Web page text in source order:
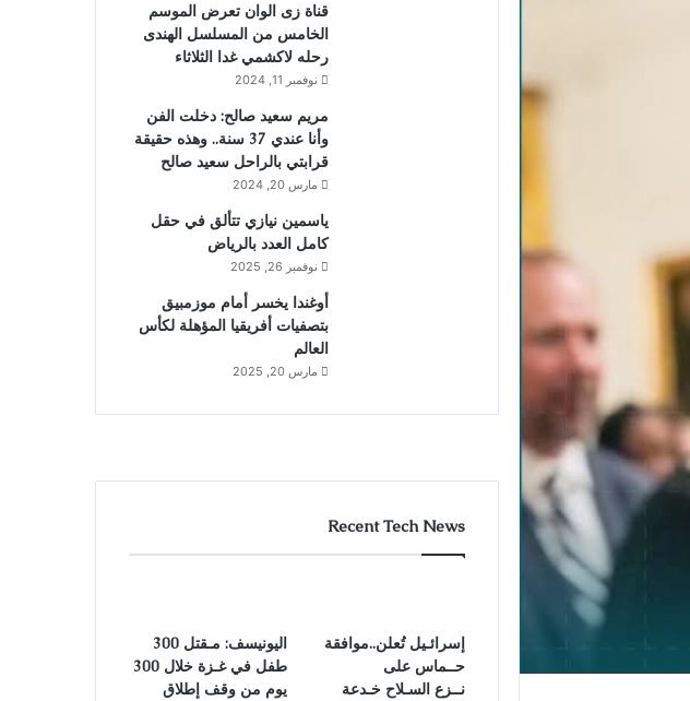
قناة زى الوان تعرض الموسم
الخامس من المسلسل الهندى
رحله لاكشمي غدا الثلاثاء
نوفمبر 11, 2024
مريم سعيد صالح: دخلت الفن
وأنا عندي 37 سنة.. وهذه حقيقة
قرابتي بالراحل سعيد صالح
مارس 20, 2024
ياسمين نيازي تتألق في حقل
كامل العدد بالرياض
نوفمبر 26, 2025
أوغندا يخسر أمام موزمبيق
بتصفيات أفريقيا المؤهلة لكأس
العالم
مارس 20, 2025
Recent Tech News
إسرائـيل تُعلن..موافقة
حــماس على
نــزع السـلاح خـدعة
اليونيسف: مـقتل 300
طفل في غـزة خلال 300
يوم من وقف إطلاق